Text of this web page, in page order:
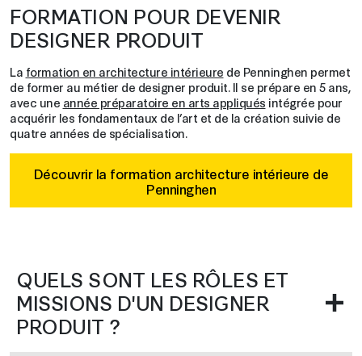
FORMATION POUR DEVENIR
DESIGNER PRODUIT
La formation en architecture intérieure de Penninghen permet
de former au métier de designer produit. Il se prépare en 5 ans,
avec une année préparatoire en arts appliqués intégrée pour
acquérir les fondamentaux de l’art et de la création suivie de
quatre années de spécialisation.
Découvrir la formation architecture intérieure de
Penninghen
QUELS SONT LES RÔLES ET
MISSIONS D'UN DESIGNER
PRODUIT ?